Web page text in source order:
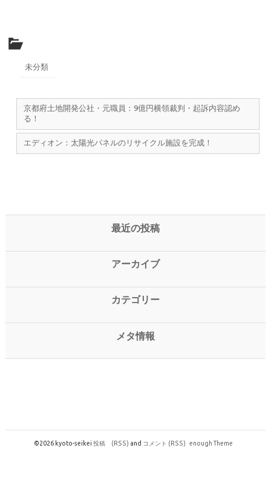
未分類
京都府土地開発公社・元職員：9億円横領裁判・起訴内容認め
る！
エディオン：太陽光パネルのリサイクル施設を完成！
最近の投稿
アーカイブ
カテゴリー
メタ情報
©2026 kyoto-seikei投稿 (RSS) and コメント (RSS) enough Theme